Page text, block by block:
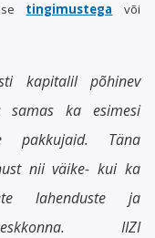
tingimustega või
kapitalil põhinev
samas ka esimesi
pakkujaid. Täna
nii väike- kui ka
lahenduste ja
IIZI